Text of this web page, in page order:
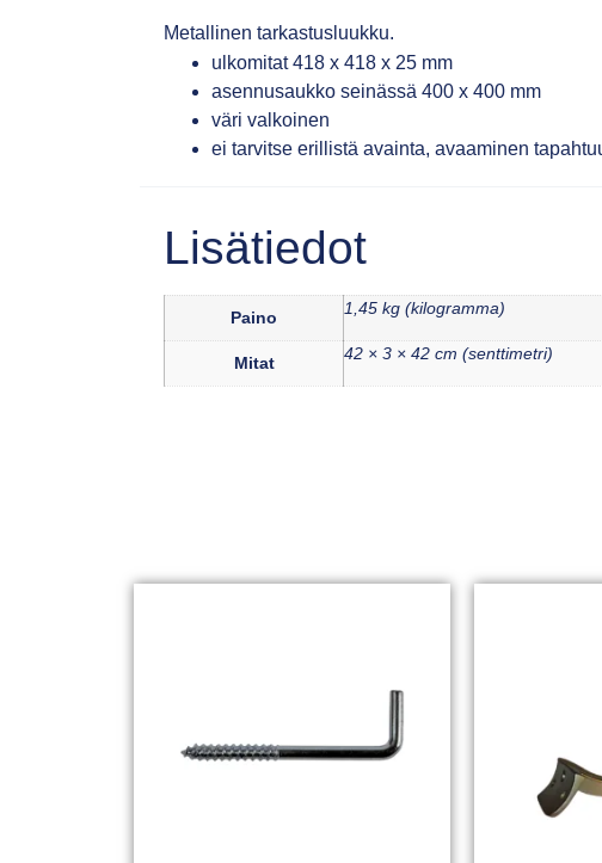
Metallinen tarkastusluukku.
ulkomitat 418 x 418 x 25 mm
asennusaukko seinässä 400 x 400 mm
väri valkoinen
ei tarvitse erillistä avainta, avaaminen
Lisätiedot
Paino 1,45 kg (kilogramma)
Mitat 42 × 3 × 42 cm (senttimetri)